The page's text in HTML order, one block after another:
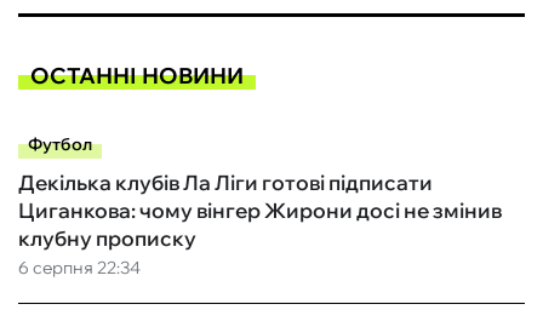
ОСТАННІ НОВИНИ
Футбол
6 серпня 22:34
Декілька клубів Ла Ліги готові підписати
Циганкова: чому вінгер Жирони досі не змінив
клубну прописку